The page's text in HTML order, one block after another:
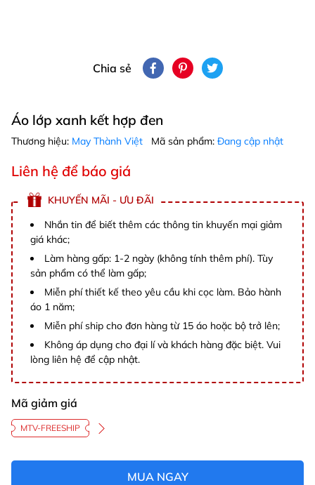
Chia sẻ
Áo lớp xanh kết hợp đen
Thương hiệu: May Thành Việt Mã sản phẩm: Đang cập nhật
Liên hệ để báo giá
KHUYẾN MÃI - ƯU ĐÃI
Nhắn tin để biết thêm các thông tin khuyến mại giảm
giá khác;
Làm hàng gấp: 1-2 ngày (không tính thêm phí). Tùy
sản phẩm có thể làm gấp;
Miễn phí thiết kế theo yêu cầu khi cọc làm. Bảo hành
áo 1 năm;
Miễn phí ship cho đơn hàng từ 15 áo hoặc bộ trở lên;
Không áp dụng cho đại lí và khách hàng đặc biệt. Vui
lòng liên hệ để cập nhật.
Mã giảm giá
MTV-FREESHIP
MUA NGAY